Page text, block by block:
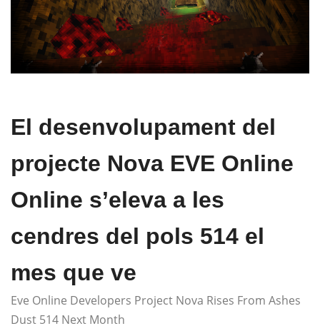
El desenvolupament del
projecte Nova EVE Online
Online s’eleva a les
cendres del pols 514 el
mes que ve
Eve Online Developers Project Nova Rises From Ashes
Dust 514 Next Month